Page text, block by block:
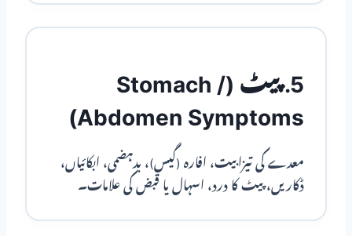
5. پیٹ (Stomach /
Abdomen Symptoms)
معدے کی تیزابیت، افارہ (گیس)، بدہضمی، ابکائیاں،
ڈکاریں، پیٹ کا درد، اسہال یا قبض کی علامات۔